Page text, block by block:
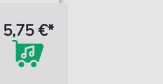
5,75 €*